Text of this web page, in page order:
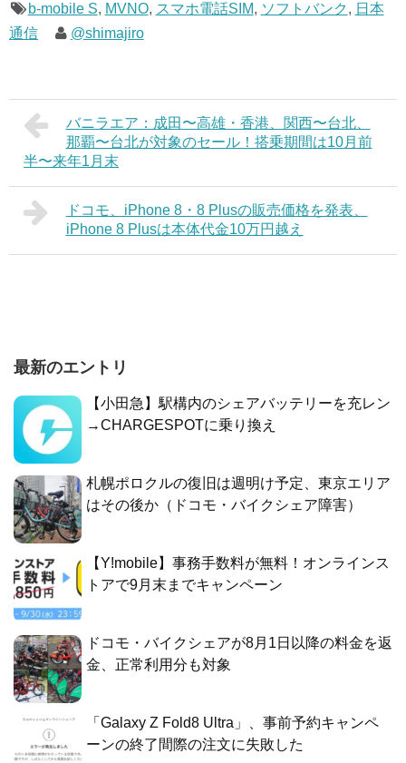
b-mobile S, MVNO, スマホ電話SIM, ソフトバンク , 日本
通信
@shimajiro
バニラエア：成田〜高雄・香港、関西〜台北、
那覇〜台北が対象のセール！搭乗期間は10月前
半〜来年1月末
ドコモ、iPhone 8・8 Plusの販売価格を発表、
iPhone 8 Plusは本体代金10万円越え
最新のエントリ
【小田急】駅構内のシェアバッテリーを充レン
→CHARGESPOTに乗り換え
札幌ポロクルの復旧は週明け予定、東京エリア
はその後か（ドコモ・バイクシェア障害）
【Y!mobile】事務手数料が無料！オンラインス
トアで9月末までキャンペーン
ドコモ・バイクシェアが8月1日以降の料金を返
金、正常利用分も対象
「Galaxy Z Fold8 Ultra」、事前予約キャンペ
ーンの終了間際の注文に失敗した